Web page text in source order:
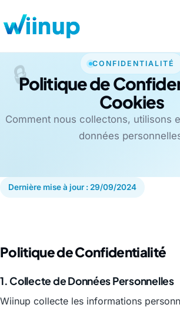
🔒 CONFIDENTIALITÉ
Politique de
Cookies
Comment nous collectons, utilisons
données
Dernière mise à jour : 29/09/2024
Politique de Confidentialité
1. Collecte de Données Personnelles
Wiinup collecte les informations